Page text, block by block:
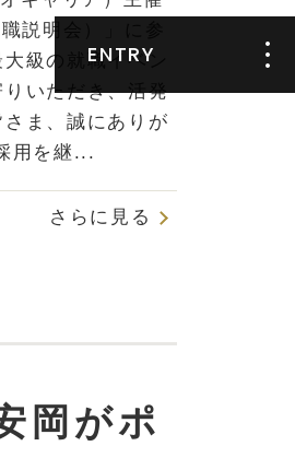
説明会）」に参
級の就職イベン
りいただき、活発
ま、誠にありが
用を継...
さらに見る
岡がポ
ENTRY
エントリーフォ
GUPPY新卒